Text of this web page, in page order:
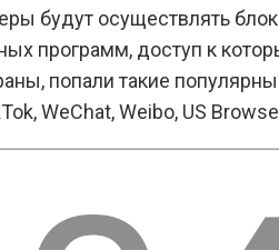
будут осуществлять
программ, доступ к
попали такие
WeChat, Weibo, US